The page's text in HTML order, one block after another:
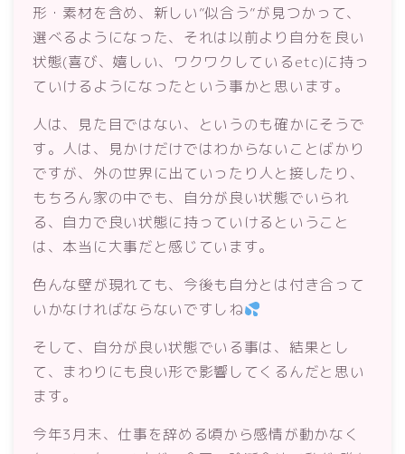
形・素材を含め、新しい”似合う”が見つかって、
選べるようになった、それは以前より自分を良い
状態(喜び、嬉しい、ワクワクしているetc)に持っ
ていけるようになったという事かと思います。
人は、見た目ではない、というのも確かにそうで
す。人は、見かけだけではわからないことばかり
ですが、外の世界に出ていったり人と接したり、
もちろん家の中でも、自分が良い状態でいられ
る、自力で良い状態に持っていけるということ
は、本当に大事だと感じています。
色んな壁が現れても、今後も自分とは付き合って
いかなければならないですしね
そして、自分が良い状態でいる事は、結果とし
て、まわりにも良い形で影響してくるんだと思い
ます。
今年3月末、仕事を辞める頃から感情が動かなく